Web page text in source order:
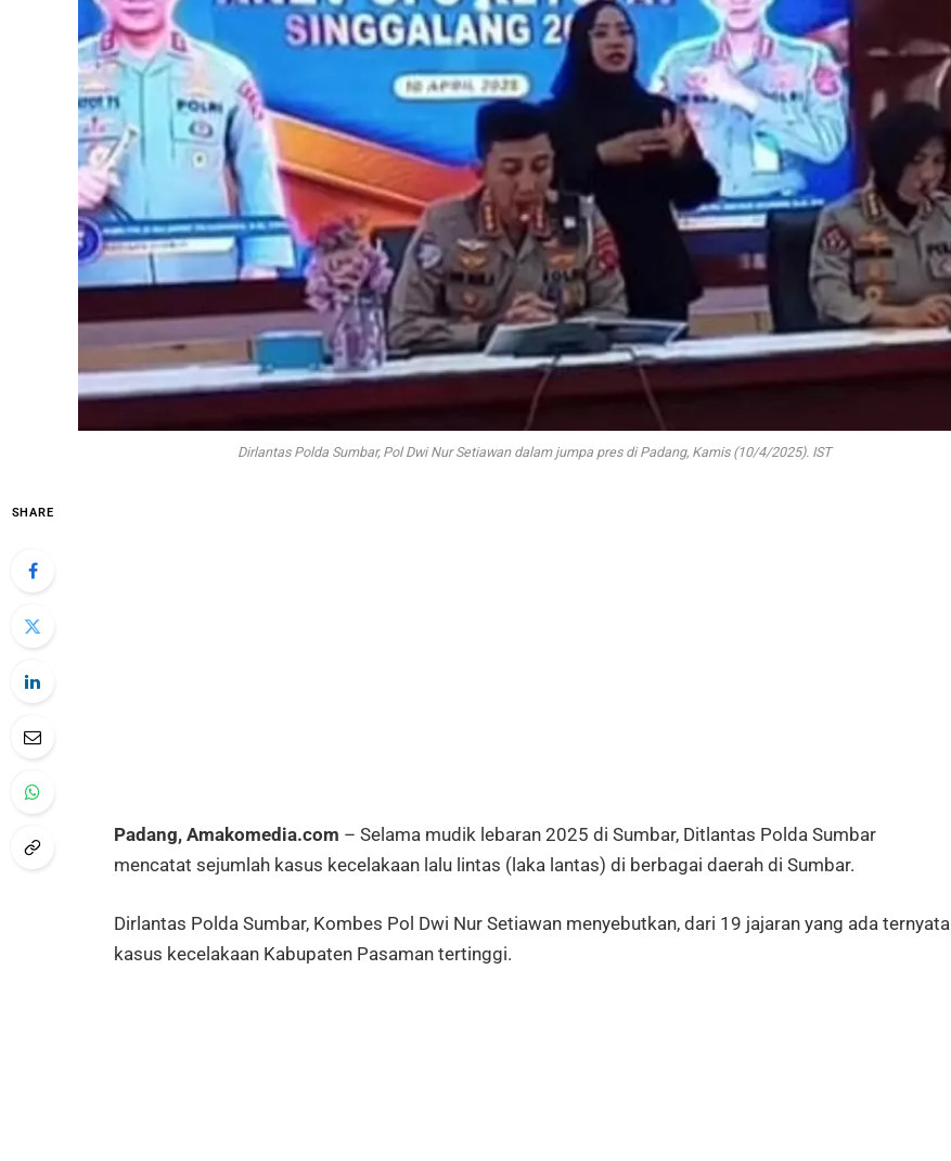
Dirlantas Polda Sumbar, Pol Dwi Nur Setiawan dalam jumpa pres di Padang, Kamis (10/4/2025). IST
SHARE
Padang, Amakomedia.com – Selama mudik lebaran 2025 di Sumbar, Ditlantas Polda Sumbar
mencatat sejumlah kasus kecelakaan lalu lintas (laka lantas) di berbagai daerah di Sumbar.
Dirlantas Polda Sumbar, Kombes Pol Dwi Nur Setiawan menyebutkan, dari 19 jajaran yang ada ternyata
kasus kecelakaan Kabupaten Pasaman tertinggi.